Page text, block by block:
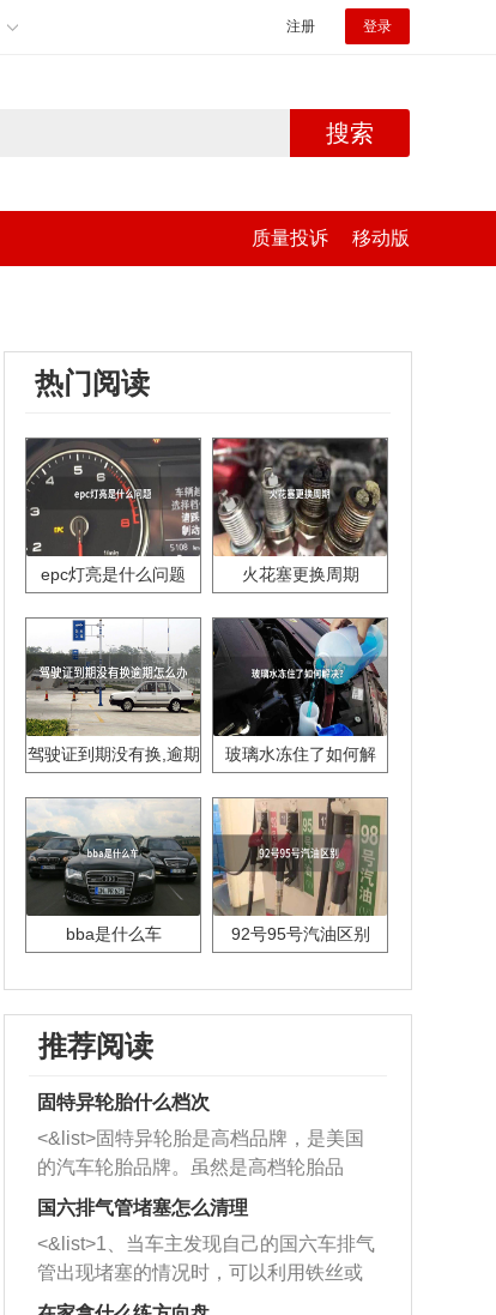
注册 登录
搜索
质量投诉 移动版
热门阅读
epc灯亮是什么问题 火花塞更换周期
驾驶证到期没有换,逾期
玻璃水冻住了如何解
bba是什么车 92号95号汽油区别
推荐阅读
固特异轮胎什么档次
<&list>固特异轮胎是高档品牌，是美国
的汽车轮胎品牌。虽然是高档轮胎品
牌，但是中高低端的轮胎都有生产，这
也是为了更好的开拓市场。
国六排气管堵塞怎么清理
<&list>1、当车主发现自己的国六车排气
管出现堵塞的情况时，可以利用铁丝或
者是细棍，直接将杂物给取出来，如果